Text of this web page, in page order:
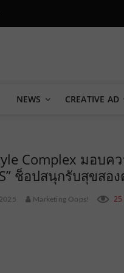
Oops!
NEWS CREATIVE AD
Complex มอบค
ช็อปสนุกรับสุขส
Marketing Oops! 25